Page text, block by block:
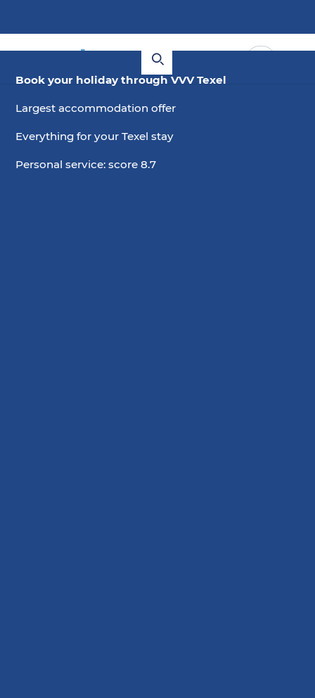
Book your holiday through VVV Texel
Largest accommodation offer
Everything for your Texel stay
Personal service: score 8.7